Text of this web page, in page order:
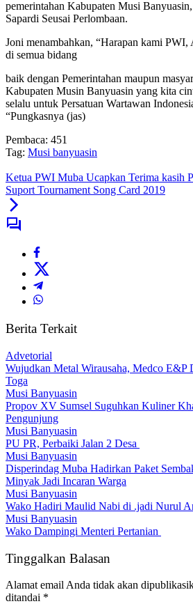
pemerintahan Kabupaten Musi
Sapardi Seusai Perlombaan.
Joni menambahkan, “Harapan kami PWI,
di semua bidang
baik dengan Pemerintahan maupun
Kabupaten Musin Banyuasin yang kita
selalu untuk Persatuan Wartawan
“Pungkasnya (jas)
Pembaca: 451
Tag: Musi banyuasin
Ketua PWI Muba Ucapkan Terima kasih
Suport Tournament Song Card 2019
Berita Terkait
Advetorial
Wujudkan Metal Wirausaha, Medco E&P
Toga
Musi Banyuasin
Propov XV Sumsel Suguhkan Kuliner
Pengunjung
Musi Banyuasin
PU PR, Perbaiki Jalan 2 Desa
Musi Banyuasin
Disperindag Muba Hadirkan Paket
Minyak Jadi Incaran Warga
Musi Banyuasin
Wako Hadiri Maulid Nabi di .jadi Nurul
Musi Banyuasin
Wako Dampingi Menteri Pertanian
Tinggalkan Balasan
Alamat email Anda tidak akan
ditandai *